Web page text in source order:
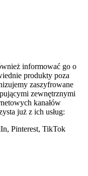
informować go o
produkty poza
zaszyfrowane
zewnętrznymi
kanałów
już z ich usług:
Pinterest, TikTok